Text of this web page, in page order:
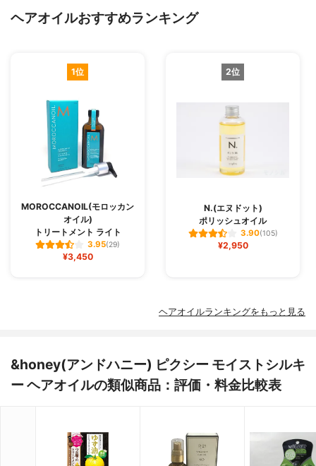
ヘアオイルおすすめランキング
1位
MOROCCANOIL(モロッカン
オイル)
トリートメント ライト
3.95(29)
¥3,450
2位
N.(エヌドット)
ポリッシュオイル
3.90(105)
¥2,950
ヘアオイルランキングをもっと見る
&honey(アンドハニー) ピクシー モイストシルキ
ー ヘアオイルの類似商品：評価・料金比較表